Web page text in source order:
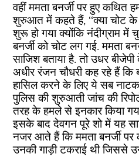
वहीं ममता बनर्जी पर हुए कथित
शुरुआत में कहते हैं, ‘‘क्या चोट के
शुरू हो गया क्योंकि नंदीग्राम में
बनर्जी को चोट लग गई. ममता
साजिश बताया है. तो उधर
अधीर रंजन चौधरी कह रहे हैं कि
हासिल करने के लिए ये सब
पुलिस की शुरुआती जांच की
तरह के हमले से इनकार किया गया
इसके बाद देवगन पूरे शो में यह
नजर आते हैं कि ममता बनर्जी पर
उनकी गाड़ी टकराई थी जिससे